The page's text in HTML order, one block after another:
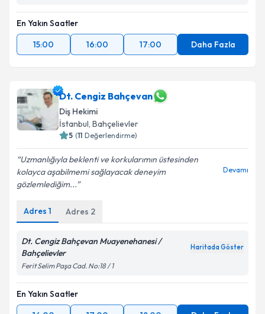
En Yakın Saatler
15:00
16:00 17:00 Daha Fazla
Dt. Cengiz Bahçevan
Diş Hekimi
İstanbul, Bahçelievler
5 (11 Değerlendirme)
Uzmanlığıyla beklenti ve korkularımın üstesinden
kolayca aşabilmemi sağlayacak deneyim
gözlemlediğim...
Devamı
Adres 1 Adres 2
Dt. Cengiz Bahçevan Muayenehanesi /
Bahçelievler
Haritada Göster
Ferit Selim Paşa Cad. No:18 / 1
En Yakın Saatler